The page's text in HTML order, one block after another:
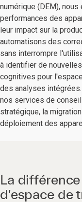
numérique (DEM),
performances des
leur impact sur la
automatisons des
sans interrompre
à identifier de
cognitives pour
des analyses
nos services de
stratégique, la
déploiement des
La
d'espace de